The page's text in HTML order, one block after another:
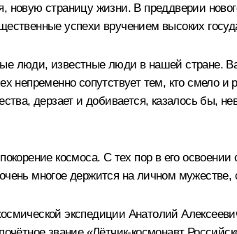
новую страницу жизни. В преддверии
успехи вручением высоких
люди, известные люди в нашей стране.
непременно сопутствует тем, кто смело
дерзает и добивается, казалось
космоса. С тех пор в его
многое держится на личном
экспедиции Анатолий